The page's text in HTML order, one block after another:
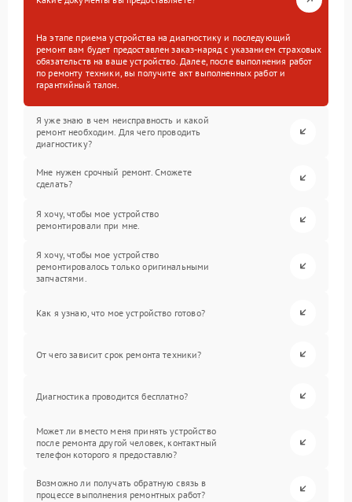
На этапе приема устройства на диагностику и последующий
ремонт вам будет предоставлен заказ-наряд с указанием страховых
обязательств на ваше устройство. Далее, после выполнения работ
по ремонту техники, вы получите акт выполненных работ и
гарантийный талон.
Я уже знаю в чем неисправность и какой
ремонт необходим. Для чего проводить
диагностику?
Мне нужен срочный ремонт. Сможете
сделать?
Я хочу, чтобы мое устройство
ремонтировали при мне.
Я хочу, чтобы мое устройство
ремонтировалось только оригинальными
запчастями.
Как я узнаю, что мое устройство готово?
От чего зависит срок ремонта техники?
Диагностика проводится бесплатно?
Может ли вместо меня принять устройство
после ремонта другой человек, контактный
телефон которого я предоставлю?
Возможно ли получать обратную связь в
процессе выполнения ремонтных работ?